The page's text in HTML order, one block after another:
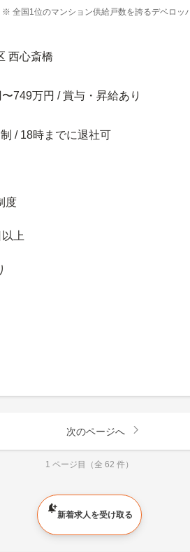
全国1位のマンション供給戸数を誇るデベロッ
西心斎橋
749万円 / 賞与・昇給あり
/ 18時までに退社可
度
上
次のページへ
1 ページ目（全 62 件）
新着求人を受け取る